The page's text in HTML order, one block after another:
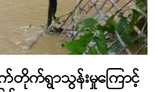
တိုက်ရွာသွန်းမှုကြောင့်